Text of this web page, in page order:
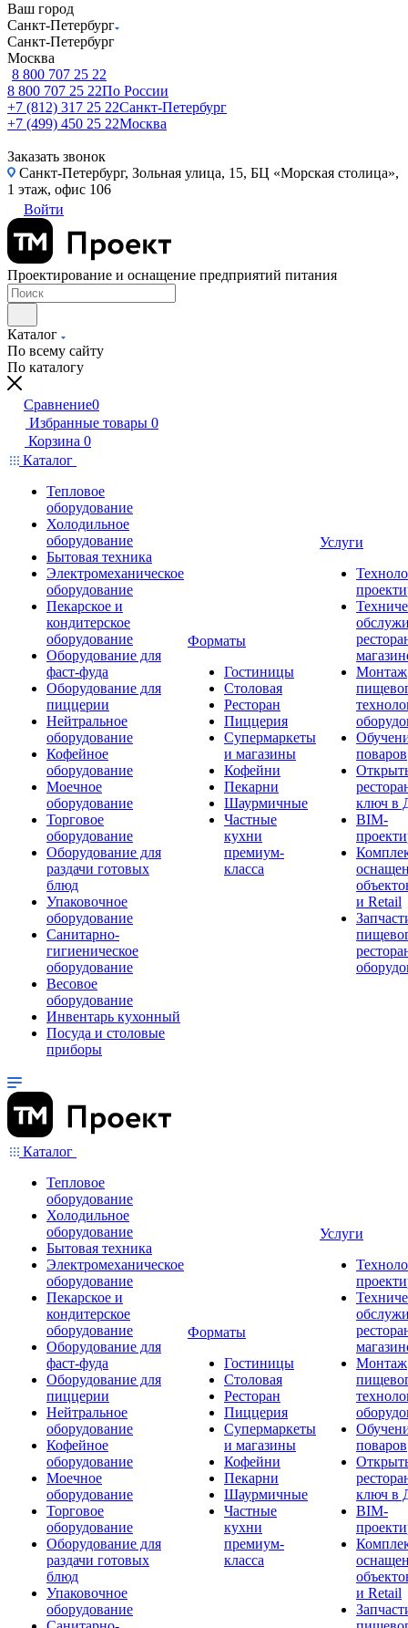
Ваш город
Санкт-Петербург
Санкт-Петербург
Москва
8 800 707 25 22
8 800 707 25 22По России
+7 (812) 317 25 22Санкт-Петербург
+7 (499) 450 25 22Москва
Заказать звонок
Санкт-Петербург, Зольная улица, 15, БЦ «Морская столица»,
1 этаж, офис 106
Войти
Проектирование и оснащение предприятий питания
Каталог
По всему сайту
По каталогу
Сравнение0
Избранные товары 0
Корзина 0
Каталог
Тепловое
оборудование
Холодильное
оборудование
Бытовая техника
Электромеханическое
оборудование
Пекарское и
кондитерское
оборудование
Оборудование для
фаст-фуда
Оборудование для
пиццерии
Нейтральное
оборудование
Кофейное
оборудование
Моечное
оборудование
Торговое
оборудование
Оборудование для
раздачи готовых
блюд
Упаковочное
оборудование
Санитарно-
гигиеническое
оборудование
Весовое
оборудование
Инвентарь кухонный
Посуда и столовые
приборы
Форматы
Гостиницы
Столовая
Ресторан
Пиццерия
Супермаркеты
и магазины
Кофейни
Пекарни
Шаурмичные
Частные
кухни
премиум-
класса
Услуги
Монтаж
поваров
ключ в
BIM-
и Retail
Каталог
Тепловое
оборудование
Холодильное
оборудование
Бытовая техника
Электромеханическое
оборудование
Пекарское и
кондитерское
оборудование
Оборудование для
фаст-фуда
Оборудование для
пиццерии
Нейтральное
оборудование
Кофейное
оборудование
Моечное
оборудование
Торговое
оборудование
Оборудование для
раздачи готовых
блюд
Упаковочное
оборудование
Форматы
Гостиницы
Столовая
Ресторан
Пиццерия
Супермаркеты
и магазины
Кофейни
Пекарни
Шаурмичные
Частные
кухни
премиум-
класса
Услуги
Монтаж
поваров
ключ в
BIM-
и Retail